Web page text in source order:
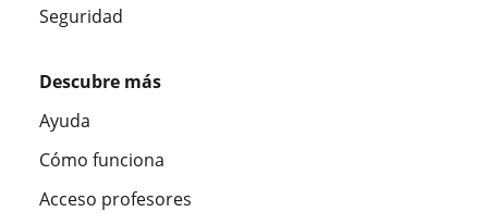
Seguridad
Descubre más
Ayuda
Cómo funciona
Acceso profesores